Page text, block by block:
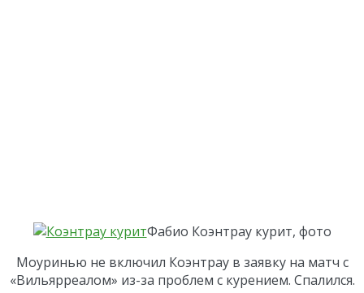
Фабио Коэнтрау курит, фото
Моуринью не включил Коэнтрау в заявку на матч с
«Вильярреалом» из-за проблем с курением. Спалился.